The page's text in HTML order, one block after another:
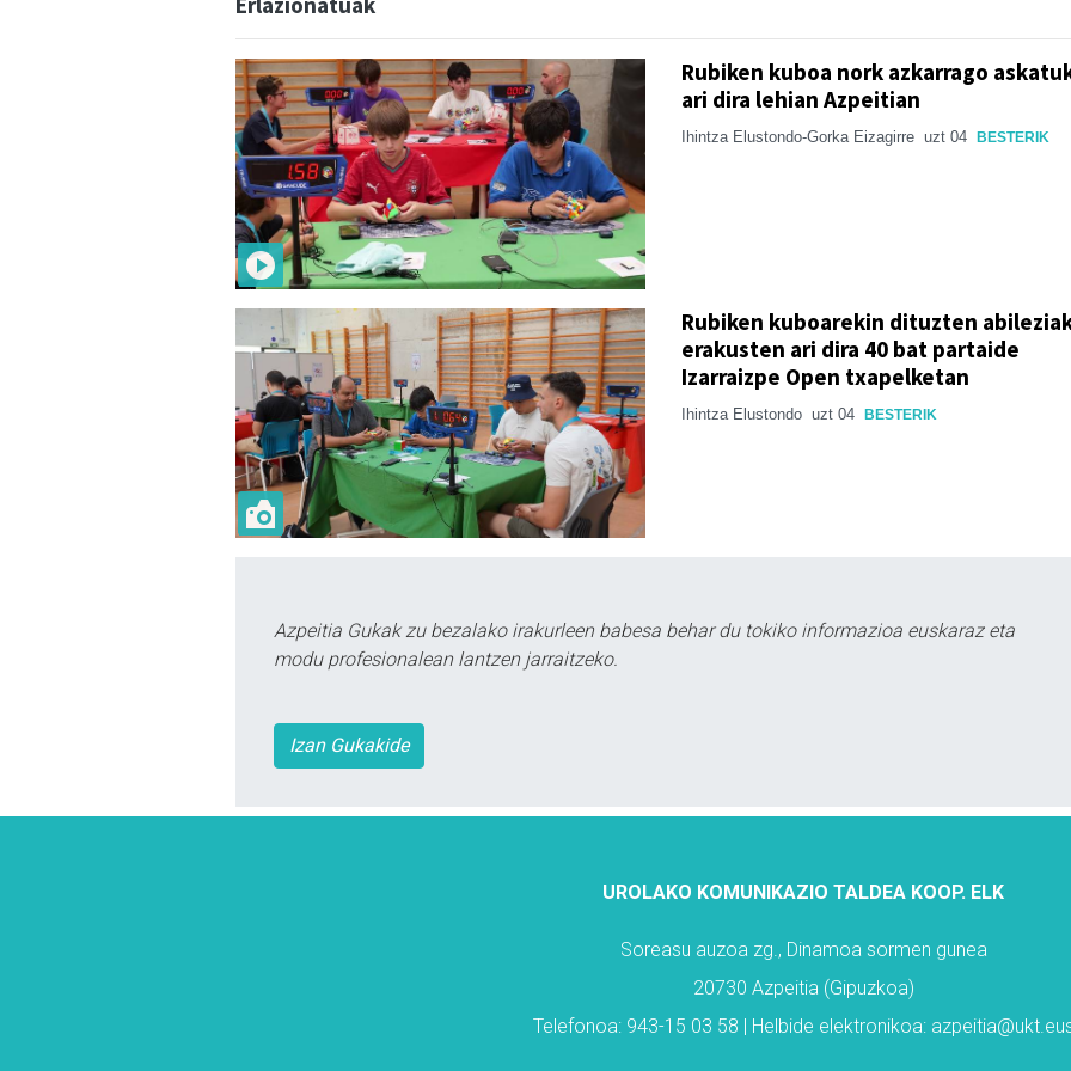
Rubiken kuboa nork azkarrago
ari dira lehian Azpeitian
Ihintza Elustondo-Gorka Eizagirre uzt 04 BESTERIK
Rubiken kuboarekin dituzten
erakusten ari dira 40 bat partaide
Izarraizpe Open txapelketan
Ihintza Elustondo uzt 04 BESTERIK
Azpeitia Gukak zu bezalako irakurleen babesa behar du tokiko informazioa euskaraz eta
modu profesionalean lantzen jarraitzeko.
Izan Gukakide
UROLAKO KOMUNIKAZIO TALDEA KOOP. ELK
Soreasu auzoa zg., Dinamoa sormen gunea
20730 Azpeitia (Gipuzkoa)
Telefonoa: 943-15 03 58 | Helbide elektronikoa: